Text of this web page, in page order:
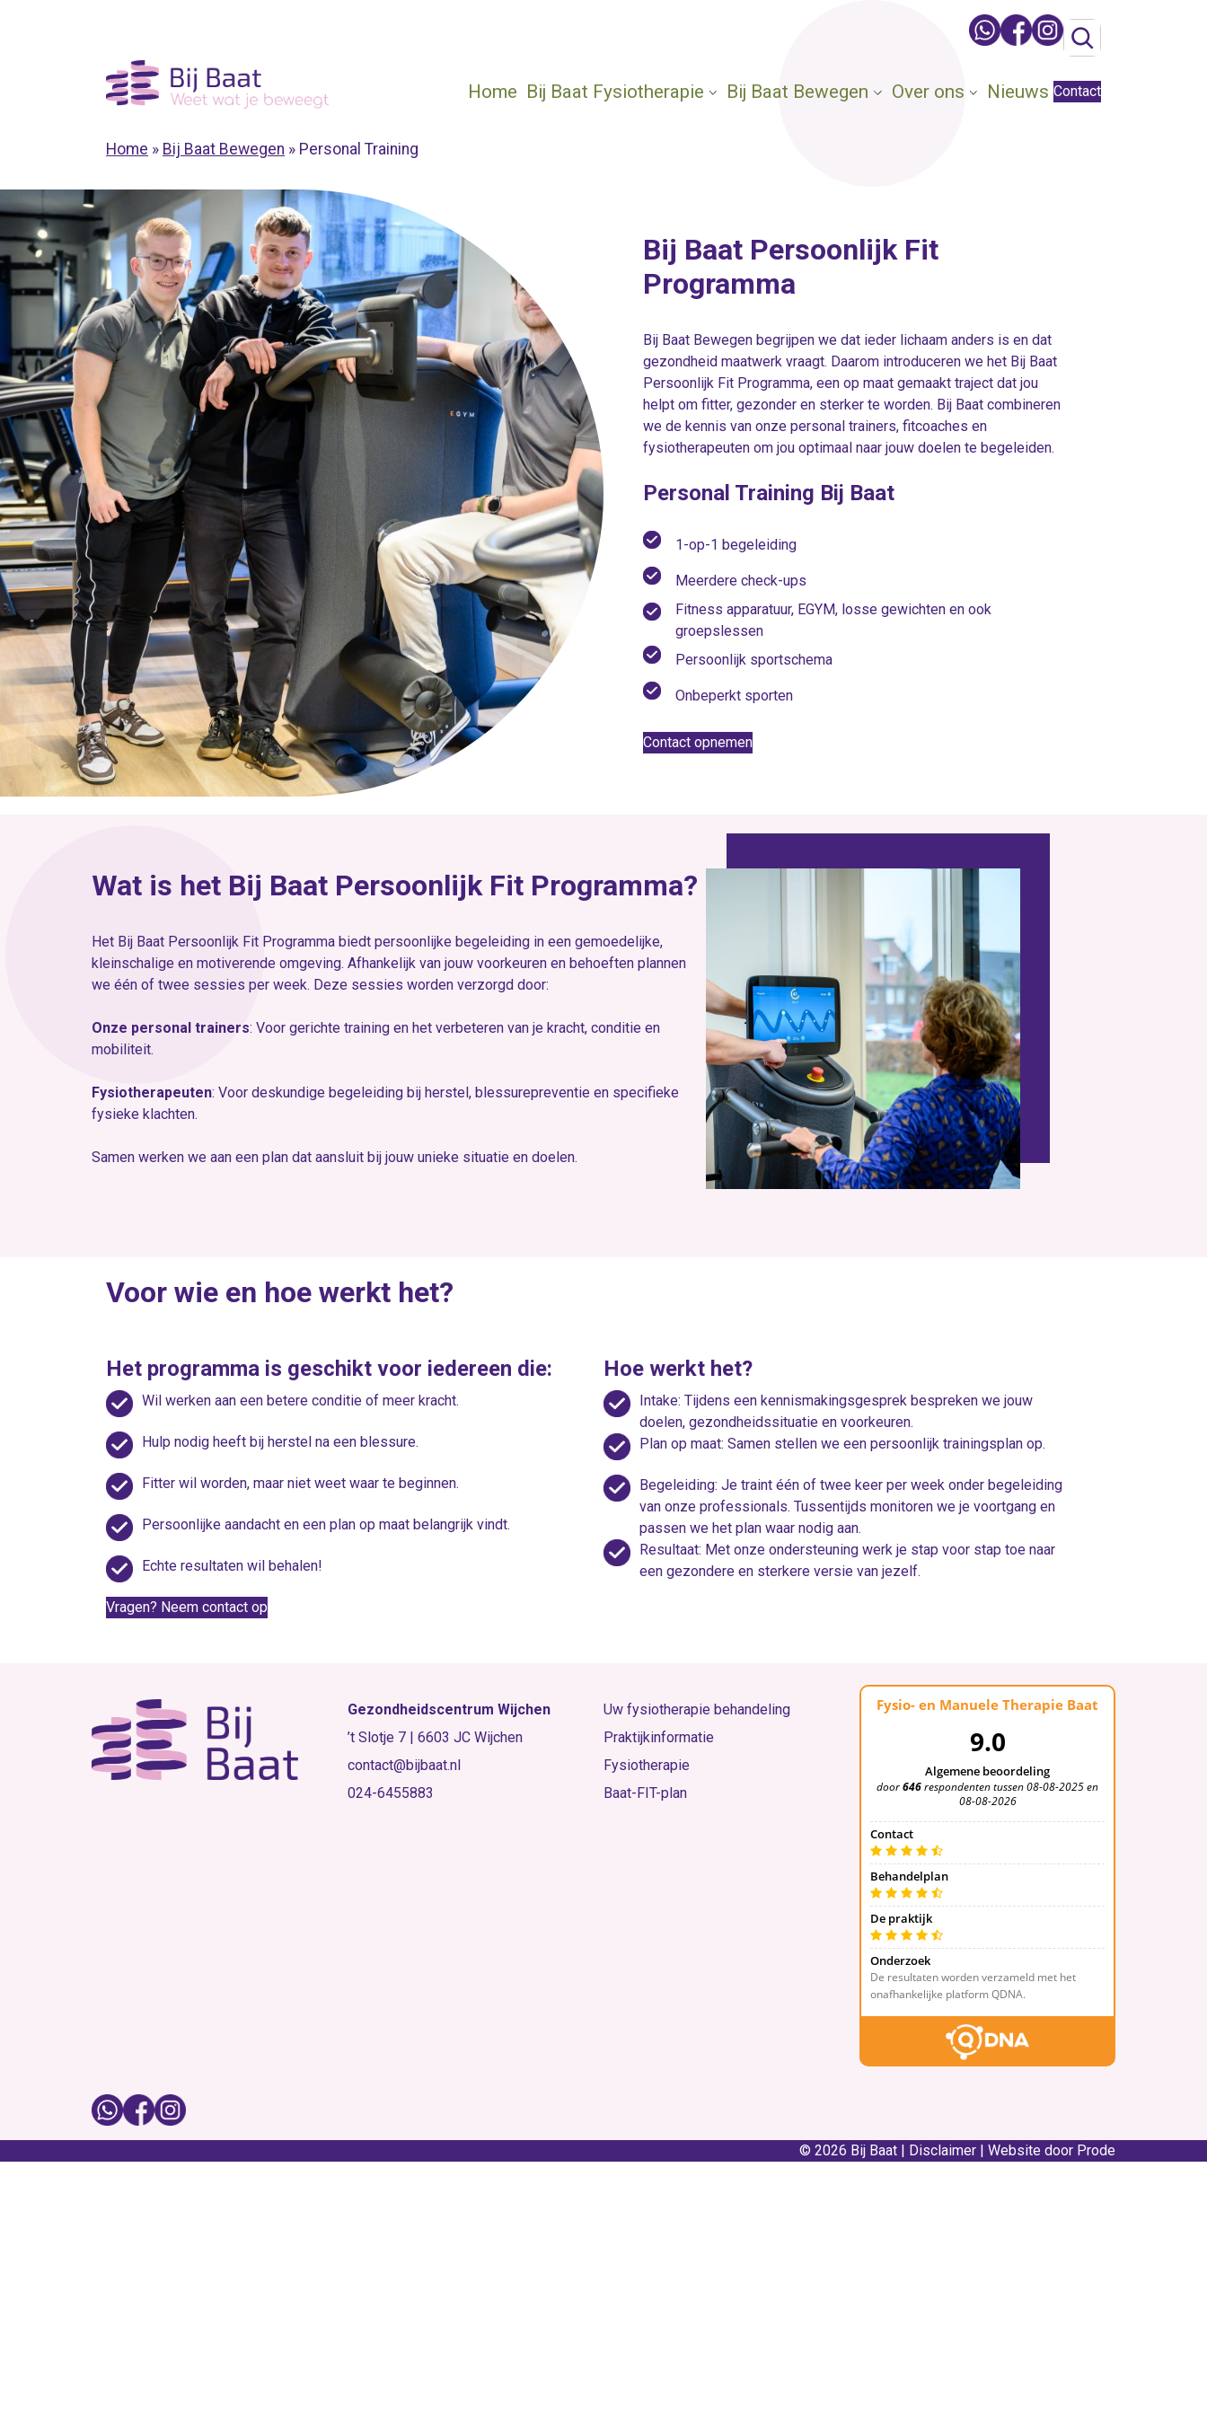
Home Bij Baat Fysiotherapie Bij Baat Bewegen Over ons Nieuws Contact
Home » Bij Baat Bewegen » Personal Training
Bij Baat Persoonlijk Fit
Programma
Bij Baat Bewegen begrijpen we dat ieder lichaam anders is en dat
gezondheid maatwerk vraagt. Daarom introduceren we het Bij Baat
Persoonlijk Fit Programma, een op maat gemaakt traject dat jou
helpt om fitter, gezonder en sterker te worden. Bij Baat combineren
we de kennis van onze personal trainers, fitcoaches en
fysiotherapeuten om jou optimaal naar jouw doelen te begeleiden.
Personal Training Bij Baat
1-op-1 begeleiding
Meerdere check-ups
Fitness apparatuur, EGYM, losse gewichten en ook
groepslessen
Persoonlijk sportschema
Onbeperkt sporten
Contact opnemen
Wat is het Bij Baat Persoonlijk Fit Programma?
Het Bij Baat Persoonlijk Fit Programma biedt persoonlijke begeleiding in een gemoedelijke,
kleinschalige en motiverende omgeving. Afhankelijk van jouw voorkeuren en behoeften plannen
we één of twee sessies per week. Deze sessies worden verzorgd door:
Onze personal trainers: Voor gerichte training en het verbeteren van je kracht, conditie en
mobiliteit.
Fysiotherapeuten: Voor deskundige begeleiding bij herstel, blessurepreventie en specifieke
fysieke klachten.
Samen werken we aan een plan dat aansluit bij jouw unieke situatie en doelen.
Voor wie en hoe werkt het?
Het programma is geschikt voor iedereen die:
Wil werken aan een betere conditie of meer kracht.
Hulp nodig heeft bij herstel na een blessure.
Fitter wil worden, maar niet weet waar te beginnen.
Persoonlijke aandacht en een plan op maat belangrijk vindt.
Echte resultaten wil behalen!
Hoe werkt het?
Intake: Tijdens een kennismakingsgesprek bespreken we jouw
doelen, gezondheidssituatie en voorkeuren.
Plan op maat: Samen stellen we een persoonlijk trainingsplan op.
Begeleiding: Je traint één of twee keer per week onder begeleiding
van onze professionals. Tussentijds monitoren we je voortgang en
passen we het plan waar nodig aan.
Resultaat: Met onze ondersteuning werk je stap voor stap toe naar
een gezondere en sterkere versie van jezelf.
Vragen? Neem contact op
Gezondheidscentrum Wijchen
’t Slotje 7 | 6603 JC Wijchen
contact@bijbaat.nl
024-6455883
Uw fysiotherapie behandeling
Praktijkinformatie
Fysiotherapie
Baat-FIT-plan
© 2026 Bij Baat | Disclaimer Website door Prode